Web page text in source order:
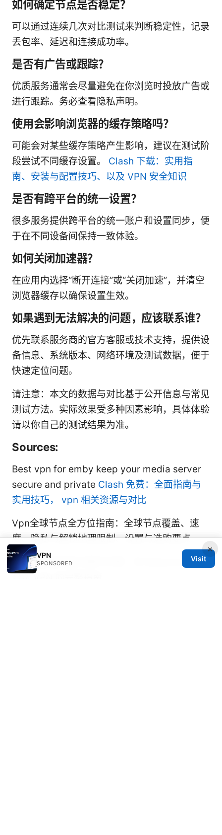
如何确定节点是否稳定？
可以通过连续几次对比测试来判断稳定性，记录
丢包率、延迟和连接成功率。
是否有广告或跟踪？
优质服务通常会尽量避免在你浏览时投放广告或
进行跟踪。务必查看隐私声明。
使用会影响浏览器的缓存策略吗？
可能会对某些缓存策略产生影响，建议在测试阶
段尝试不同缓存设置。 Clash 下载：实用指
南、安装与配置技巧、以及 VPN 安全知识
是否有跨平台的统一设置？
很多服务提供跨平台的统一账户和设置同步，便
于在不同设备间保持一致体验。
如何关闭加速器？
在应用内选择“断开连接”或“关闭加速”，并清空
浏览器缓存以确保设置生效。
如果遇到无法解决的问题，应该联系谁？
优先联系服务商的官方客服或技术支持，提供设
备信息、系统版本、网络环境及测试数据，便于
快速定位问题。
请注意：本文的数据与对比基于公开信息与常见
测试方法。实际效果受多种因素影响，具体体验
请以你自己的测试结果为准。
Sources:
Best vpn for emby keep your media server
secure and private Clash 免费：全面指南与
实用技巧， vpn 相关资源与对比
Vpn全球节点全方位指南：全球节点覆盖、速
度、隐私与解锁地理限制、设置与选购要点
Vpn破解版风险与替代方案：在 Balasore 使用
合法 VPN 的完整指南
×
VPN
SPONSORED
Visit